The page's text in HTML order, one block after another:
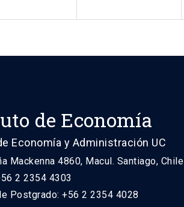
de Economía
Economía y Administración UC
Mackenna 4860, Macul. Santiago, Chile
2 2354 4303
Postgrado: +56 2 2354 4028